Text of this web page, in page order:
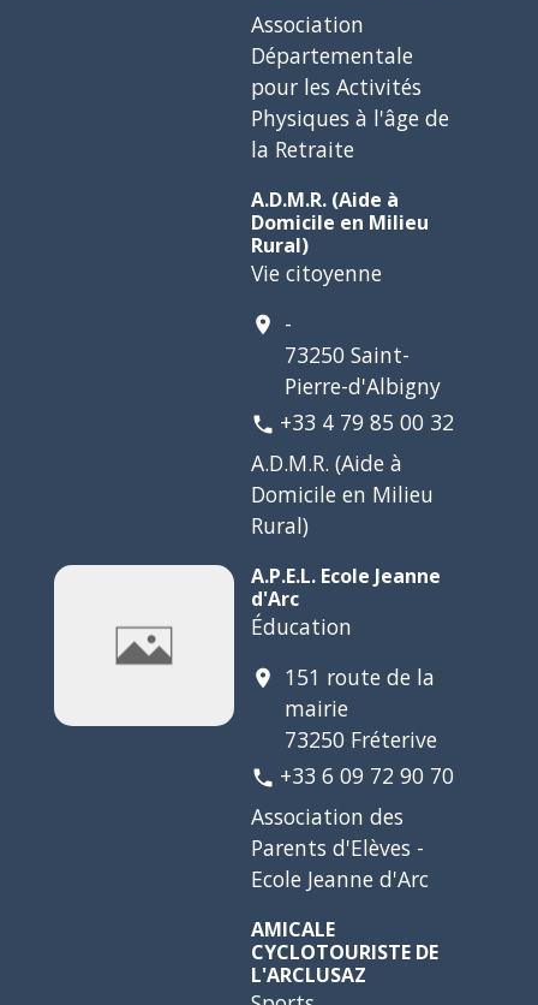
Association
Départementale
pour les Activités
Physiques à l'âge de
la Retraite
A.D.M.R. (Aide à
Domicile en Milieu
Rural)
Vie citoyenne
location_on
-
73250 Saint-
Pierre-d'Albigny
phone +33 4 79 85 00 32
A.D.M.R. (Aide à
Domicile en Milieu
Rural)
A.P.E.L. Ecole Jeanne
d'Arc
Éducation
location_on
151 route de la
mairie
73250 Fréterive
phone +33 6 09 72 90 70
Association des
Parents d'Elèves -
Ecole Jeanne d'Arc
AMICALE
CYCLOTOURISTE DE
L'ARCLUSAZ